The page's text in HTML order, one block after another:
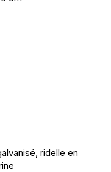
ridelle en